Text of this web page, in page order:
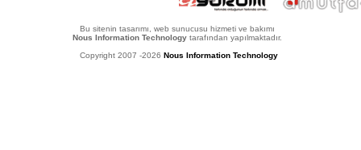
Bu sitenin tasarımı, web sunucusu hizmeti ve bakımı
Nous Information Technology tarafından yapılmaktadır.
Copyright 2007 -2026 Nous Information Technology